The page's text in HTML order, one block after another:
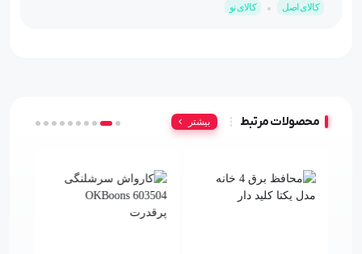
کالای اصل کالای نو
محصولات مرتبط بیشتر